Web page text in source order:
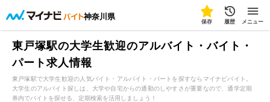
神奈川県
保存 履歴 メニュー
東戸塚駅の大学生歓迎のアルバイト・バイト・
パート求人情報
東戸塚駅で大学生歓迎の人気バイト・アルバイト・パートを探すならマイナビバイト。
大学生のアルバイト探しは、大学や自宅からの通勤のしやすさが重要なので、通学定期
券内でバイトを探せる、定期検索を活用しましょう！